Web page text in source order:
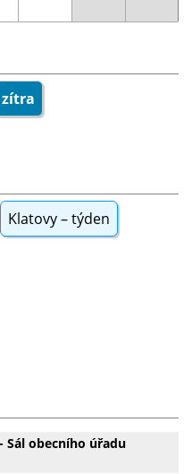
zítra
Klatovy – týden
Sál obecního úřadu